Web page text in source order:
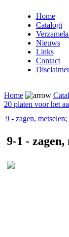
Home
Catalogi
Nieuws
Links
Contact
Disclaimer
Home
20 platen voor het
9 - zagen,
9-1 - zagen,